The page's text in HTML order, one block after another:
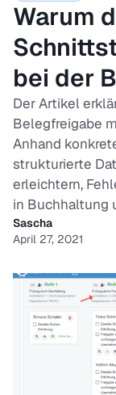
Warum
bei der
Der Artikel
Belegfreigabe
Anhand
strukturierte
erleichtern,
in Buchhaltung
Sascha
April 27, 2021